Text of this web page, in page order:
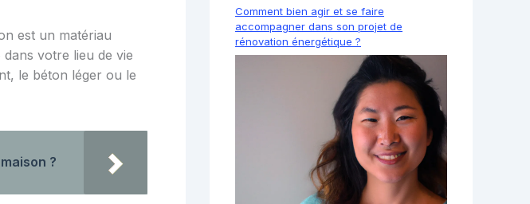
est un matériau
votre lieu de vie
le béton léger ou le
?
Comment bien agir et se faire
accompagner dans son projet de
rénovation énergétique ?